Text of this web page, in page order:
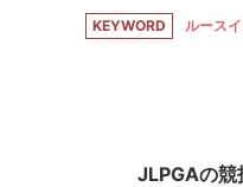
KEYWORD ルース
JLPGAの競